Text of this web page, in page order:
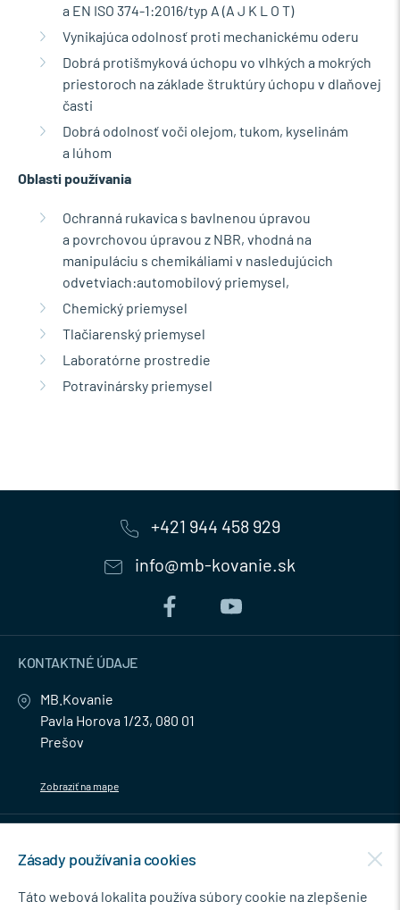
a EN ISO 374-1:2016/typ A (A J K L O T)
Vynikajúca odolnosť proti mechanickému oderu
Dobrá protišmyková úchopu vo vlhkých a mokrých
priestoroch na základe štruktúry úchopu v dlaňovej
časti
Dobrá odolnosť voči olejom, tukom, kyselinám
a lúhom
Oblasti používania
Ochranná rukavica s bavlnenou úpravou
a povrchovou úpravou z NBR, vhodná na
manipuláciu s chemikáliami v nasledujúcich
odvetviach:automobilový priemysel,
Chemický priemysel
Tlačiarenský priemysel
Laboratórne prostredie
Potravinársky priemysel
+421 944 458 929
info@mb-kovanie.sk
KONTAKTNÉ ÚDAJE
MB.Kovanie
Pavla Horova 1/23, 080 01
Prešov
Zobraziť na mape
NEWSLETTER
Zásady používania cookies
Táto webová lokalita používa súbory cookie na zlepšenie